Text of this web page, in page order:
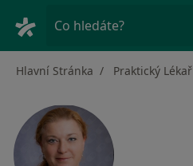
Co hledáte?
Hlavní Stránka Praktický Lékař